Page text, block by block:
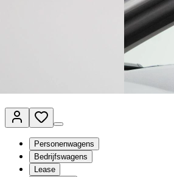
Van Mossel Automotive Group
Personenwagens
Bedrijfswagens
Lease